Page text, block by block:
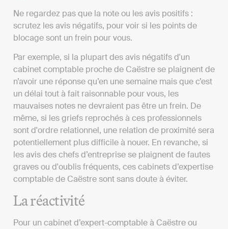
Ne regardez pas que la note ou les avis positifs :
scrutez les avis négatifs, pour voir si les points de
blocage sont un frein pour vous.
Par exemple, si la plupart des avis négatifs d'un
cabinet comptable proche de Caëstre se plaignent de
n’avoir une réponse qu’en une semaine mais que c’est
un délai tout à fait raisonnable pour vous, les
mauvaises notes ne devraient pas être un frein. De
même, si les griefs reprochés à ces professionnels
sont d'ordre relationnel, une relation de proximité sera
potentiellement plus difficile à nouer. En revanche, si
les avis des chefs d’entreprise se plaignent de fautes
graves ou d'oublis fréquents, ces cabinets d’expertise
comptable de Caëstre sont sans doute à éviter.
La réactivité
Pour un cabinet d’expert-comptable à Caëstre ou